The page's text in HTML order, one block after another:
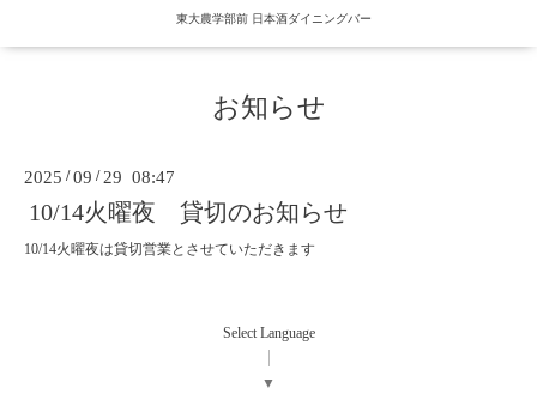
東大農学部前 日本酒ダイニングバー
お知らせ
2025 /09 / 29 08:47
10/14火曜夜 貸切のお知らせ
10/14火曜夜は貸切営業とさせていただきます
Select Language
▼